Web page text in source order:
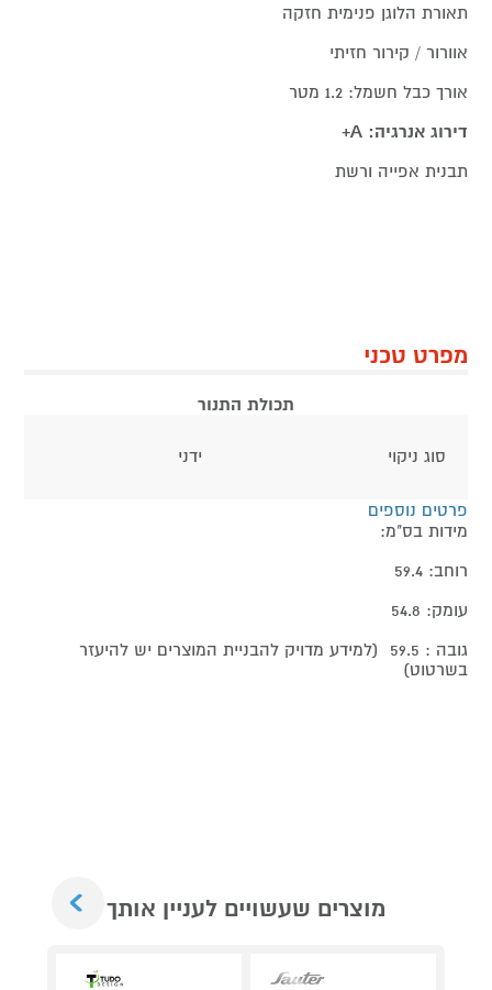
תאורת הלוגן פנימית חזקה
אוורור / קירור חזיתי
אורך כבל חשמל: 1.2 מטר
דירוג אנרגיה: A+
תבנית אפייה ורשת
מפרט טכני
תכולת התנור
סוג ניקוי ידני
פרטים נוספים
מידות בס"מ:
רוחב: 59.4
עומק: 54.8
גובה : 59.5 (למידע מדויק להבניית המוצרים יש להיעזר
בשרטוט)
מוצרים שעשויים לעניין אותך